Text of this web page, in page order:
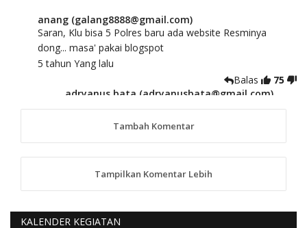
anang (galang8888@gmail.com)
Saran, Klu bisa 5 Polres baru ada website Resminya
dong... masa' pakai blogspot
5 tahun Yang lalu
Balas
75
adryanus bata (adryanusbata@gmail.com)
TKS atas saran dan masukannya, akan kami
tindaklanjuti
anggy (anakkaos@gmail.com)
Kami perantu bisa baca langsung terkait Pilkada Sumba
5 tahun Yang lalu
Tambah Komentar
Tampilkan Komentar Lebih
KALENDER KEGIATAN